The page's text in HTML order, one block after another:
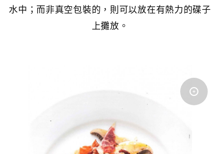
水中；而非真空包裝的，則可以放在有熱力的碟子
上攤放。